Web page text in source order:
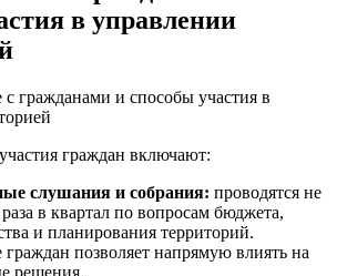
в управлении
граждан включают:
слушания и собрания: проводятся не
в квартал по вопросам бюджета,
и планирования территорий.
граждан позволяет напрямую влиять на
решения.